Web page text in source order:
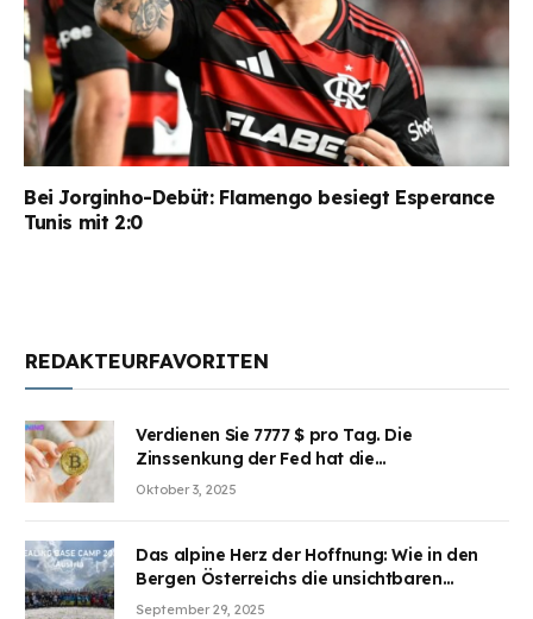
Bei Jorginho-Debüt: Flamengo besiegt Esperance
Tunis mit 2:0
REDAKTEURFAVORITEN
Verdienen Sie 7777 $ pro Tag. Die
Zinssenkung der Fed hat die
Aufmerksamkeit des Marktes erregt.
Oktober 3, 2025
Das alpine Herz der Hoffnung: Wie in den
Bergen Österreichs die unsichtbaren
Wunden des Kriegesheilen
September 29, 2025